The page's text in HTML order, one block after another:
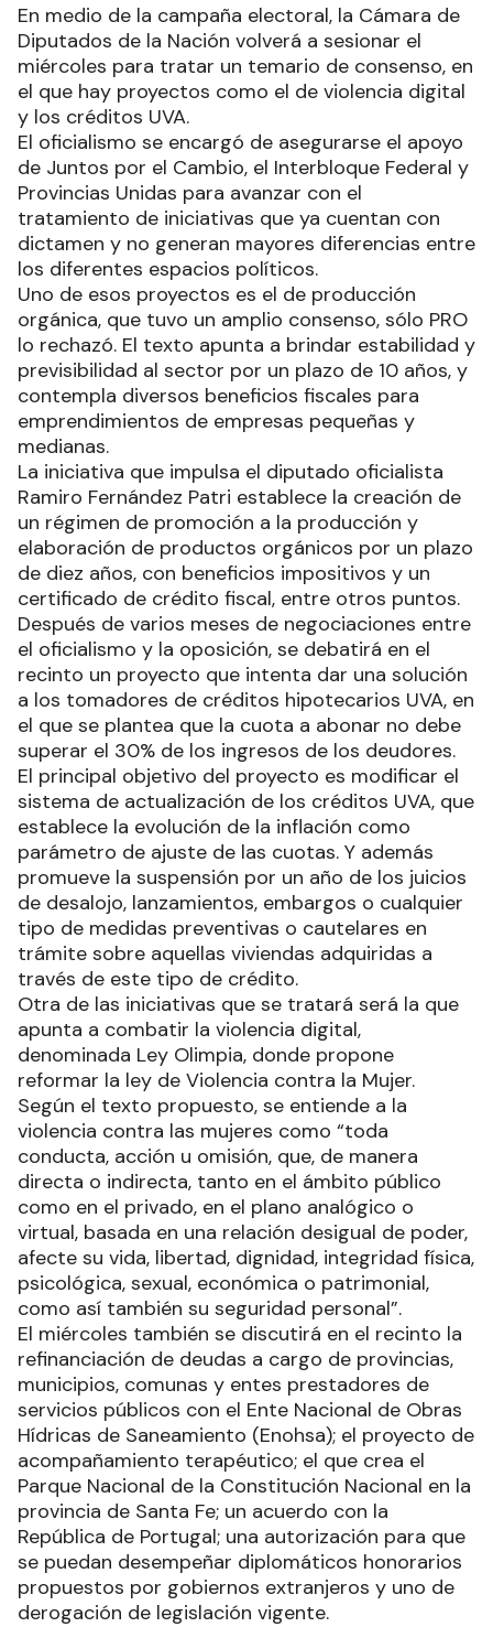
En medio de la campaña electoral, la Cámara de
Diputados de la Nación volverá a sesionar el
miércoles para tratar un temario de consenso, en
el que hay proyectos como el de violencia digital
y los créditos UVA.
El oficialismo se encargó de asegurarse el apoyo
de Juntos por el Cambio, el Interbloque Federal y
Provincias Unidas para avanzar con el
tratamiento de iniciativas que ya cuentan con
dictamen y no generan mayores diferencias entre
los diferentes espacios políticos.
Uno de esos proyectos es el de producción
orgánica, que tuvo un amplio consenso, sólo PRO
lo rechazó. El texto apunta a brindar estabilidad y
previsibilidad al sector por un plazo de 10 años, y
contempla diversos beneficios fiscales para
emprendimientos de empresas pequeñas y
medianas.
La iniciativa que impulsa el diputado oficialista
Ramiro Fernández Patri establece la creación de
un régimen de promoción a la producción y
elaboración de productos orgánicos por un plazo
de diez años, con beneficios impositivos y un
certificado de crédito fiscal, entre otros puntos.
Después de varios meses de negociaciones entre
el oficialismo y la oposición, se debatirá en el
recinto un proyecto que intenta dar una solución
a los tomadores de créditos hipotecarios UVA, en
el que se plantea que la cuota a abonar no debe
superar el 30% de los ingresos de los deudores.
El principal objetivo del proyecto es modificar el
sistema de actualización de los créditos UVA, que
establece la evolución de la inflación como
parámetro de ajuste de las cuotas. Y además
promueve la suspensión por un año de los juicios
de desalojo, lanzamientos, embargos o cualquier
tipo de medidas preventivas o cautelares en
trámite sobre aquellas viviendas adquiridas a
través de este tipo de crédito.
Otra de las iniciativas que se tratará será la que
apunta a combatir la violencia digital,
denominada Ley Olimpia, donde propone
reformar la ley de Violencia contra la Mujer.
Según el texto propuesto, se entiende a la
violencia contra las mujeres como “toda
conducta, acción u omisión, que, de manera
directa o indirecta, tanto en el ámbito público
como en el privado, en el plano analógico o
virtual, basada en una relación desigual de poder,
afecte su vida, libertad, dignidad, integridad física,
psicológica, sexual, económica o patrimonial,
como así también su seguridad personal”.
El miércoles también se discutirá en el recinto la
refinanciación de deudas a cargo de provincias,
municipios, comunas y entes prestadores de
servicios públicos con el Ente Nacional de Obras
Hídricas de Saneamiento (Enohsa); el proyecto de
acompañamiento terapéutico; el que crea el
Parque Nacional de la Constitución Nacional en la
provincia de Santa Fe; un acuerdo con la
República de Portugal; una autorización para que
se puedan desempeñar diplomáticos honorarios
propuestos por gobiernos extranjeros y uno de
derogación de legislación vigente.